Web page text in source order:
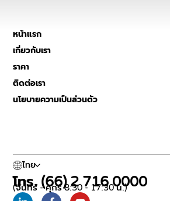
หน้าแรก
เกี่ยวกับเรา
ราคา
ติดต่อเรา
นโยบายความเป็นส่วนตัว
ไทย
โทร. (66) 2 716 0000
(จันทร์ - ศุกร์ 8:30 - 17:30 น.)